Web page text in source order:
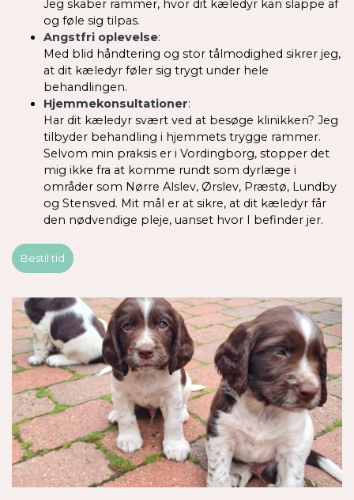
Jeg skaber rammer, hvor dit kæledyr kan slappe af
og føle sig tilpas.
Angstfri oplevelse:
Med blid håndtering og stor tålmodighed sikrer jeg,
at dit kæledyr føler sig trygt under hele
behandlingen.
Hjemmekonsultationer:
Har dit kæledyr svært ved at besøge klinikken? Jeg
tilbyder behandling i hjemmets trygge rammer.
Selvom min praksis er i Vordingborg, stopper det
mig ikke fra at komme rundt som dyrlæge i
områder som Nørre Alslev, Ørslev, Præstø, Lundby
og Stensved. Mit mål er at sikre, at dit kæledyr får
den nødvendige pleje, uanset hvor I befinder jer.
Bestil tid